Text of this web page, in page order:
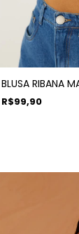
BLUSA RIBANA
R$99,90